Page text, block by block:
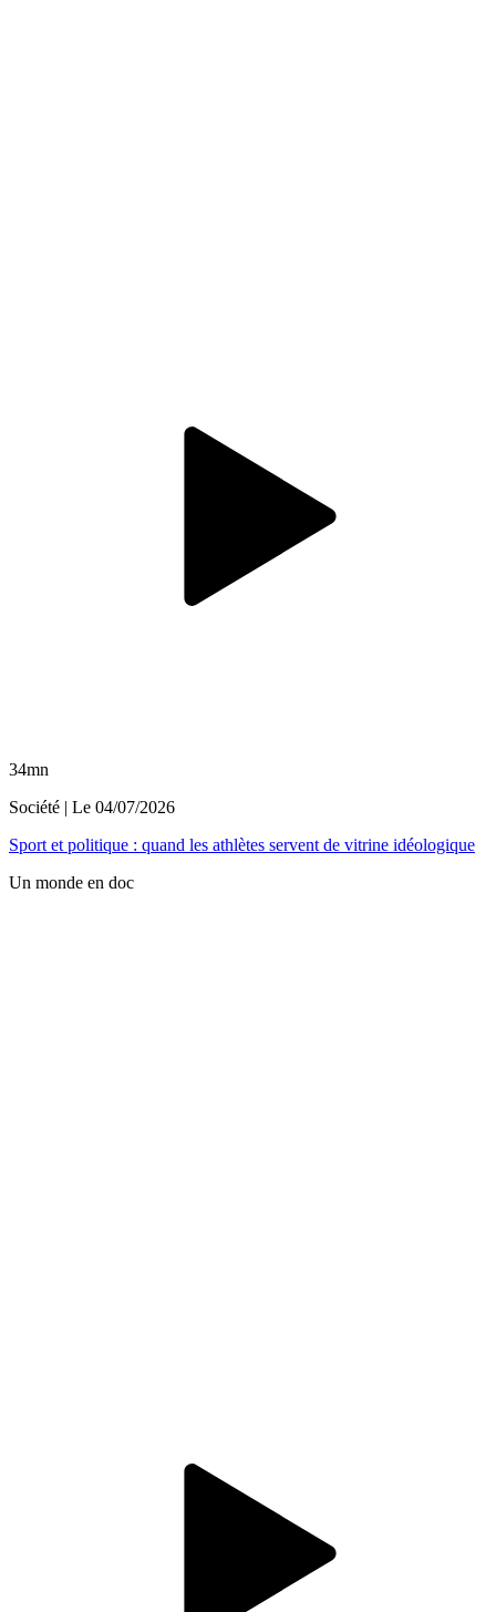
34mn
Société | Le 04/07/2026
Sport et politique : quand les athlètes servent de vitrine idéologique
Un monde en doc